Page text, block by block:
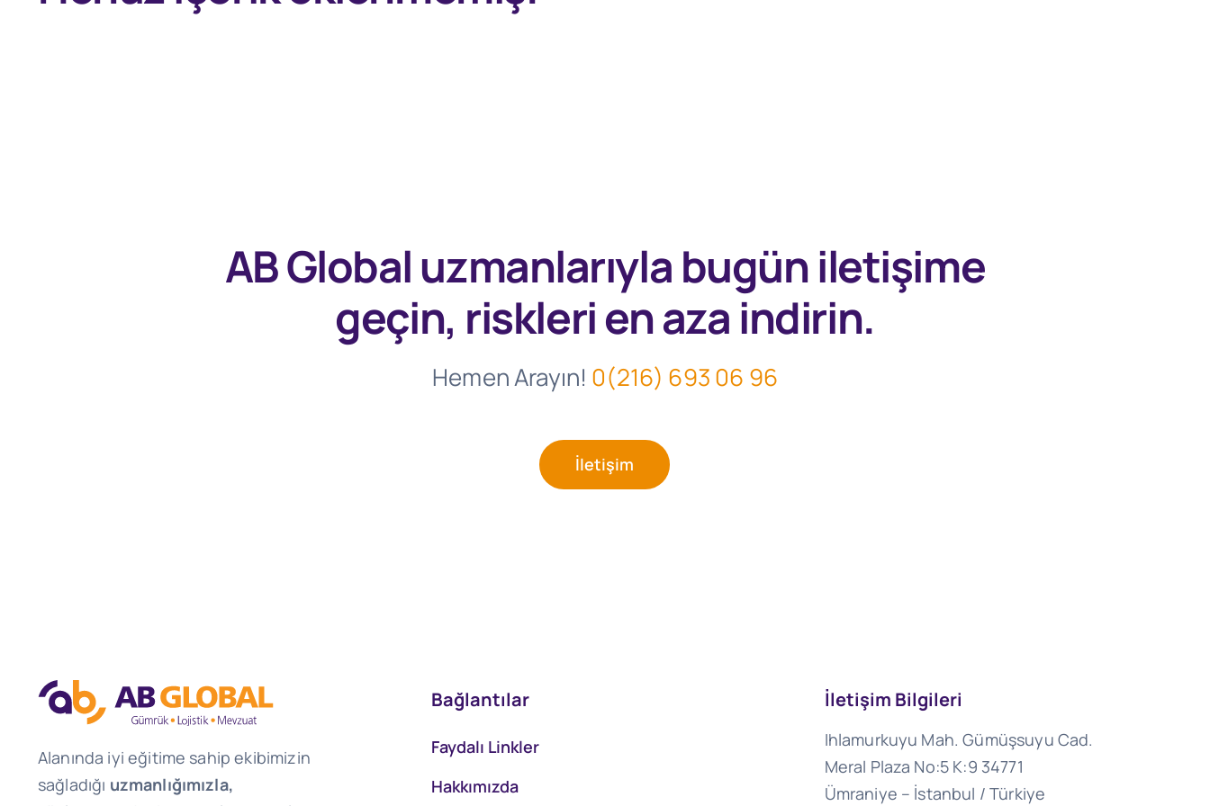
AB Global uzmanlarıyla bugüniletişime
geçin, riskleri en aza indirin.
Hemen Arayın! 0(216) 693 06 96
İletişim
Alanında iyi eğitime sahip ekibimizin
sağladığı uzmanlığımızla,
Bağlantılar
Faydalı Linkler
Hakkımızda
İletişim Bilgileri
Ihlamurkuyu Mah. Gümüşsuyu Cad.
Meral Plaza No:5 K:9 34771
Ümraniye – İstanbul / Türkiye